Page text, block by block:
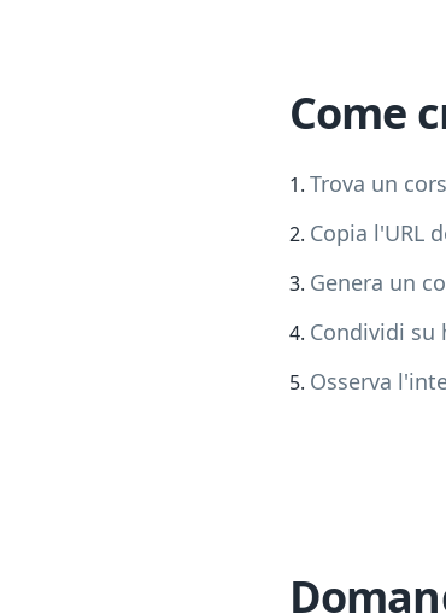
Come
Trova un
Copia l'URL
Genera un
Condividi su
Osserva